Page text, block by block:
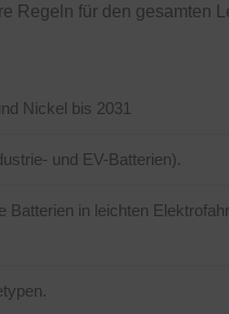
Regeln für den gesamten
Nickel bis 2031
und EV-Batterien).
in leichten